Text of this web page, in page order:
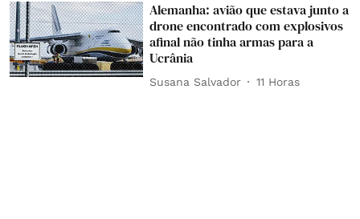
Alemanha: avião que estava junto a
drone encontrado com explosivos
afinal não tinha armas para a
Ucrânia
Susana Salvador 11 Horas